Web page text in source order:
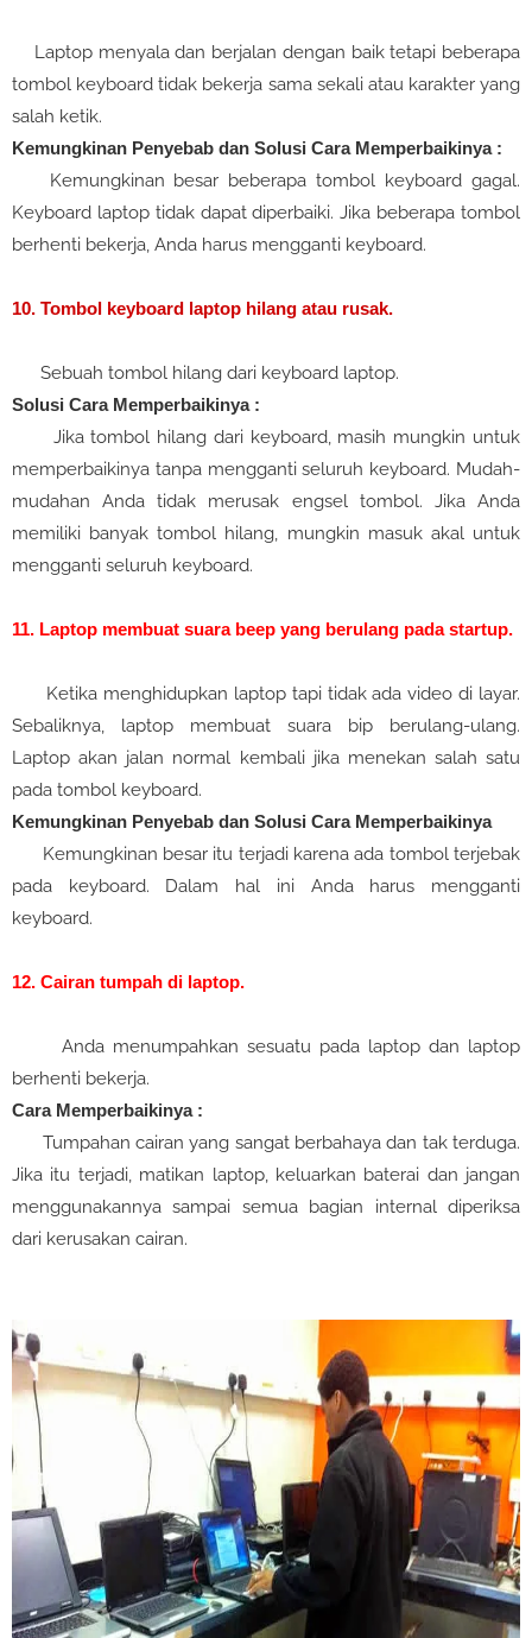
Laptop menyala dan berjalan dengan baik tetapi beberapa
tombol keyboard tidak bekerja sama sekali atau karakter yang
salah ketik.
Kemungkinan Penyebab dan Solusi Cara Memperbaikinya :
Kemungkinan besar beberapa tombol keyboard gagal.
Keyboard laptop tidak dapat diperbaiki. Jika beberapa tombol
berhenti bekerja, Anda harus mengganti keyboard.
10. Tombol keyboard laptop hilang atau rusak.
Sebuah tombol hilang dari keyboard laptop.
Solusi Cara Memperbaikinya :
Jika tombol hilang dari keyboard, masih mungkin untuk
memperbaikinya tanpa mengganti seluruh keyboard. Mudah-
mudahan Anda tidak merusak engsel tombol. Jika Anda
memiliki banyak tombol hilang, mungkin masuk akal untuk
mengganti seluruh keyboard.
11. Laptop membuat suara beep yang berulang pada startup.
Ketika menghidupkan laptop tapi tidak ada video di layar.
Sebaliknya, laptop membuat suara bip berulang-ulang.
Laptop akan jalan normal kembali jika menekan salah satu
pada tombol keyboard.
Kemungkinan Penyebab dan Solusi Cara Memperbaikinya
Kemungkinan besar itu terjadi karena ada tombol terjebak
pada keyboard. Dalam hal ini Anda harus mengganti
keyboard.
12. Cairan tumpah di laptop.
Anda menumpahkan sesuatu pada laptop dan laptop
berhenti bekerja.
Cara Memperbaikinya :
Tumpahan cairan yang sangat berbahaya dan tak terduga.
Jika itu terjadi, matikan laptop, keluarkan baterai dan jangan
menggunakannya sampai semua bagian internal diperiksa
dari kerusakan cairan.